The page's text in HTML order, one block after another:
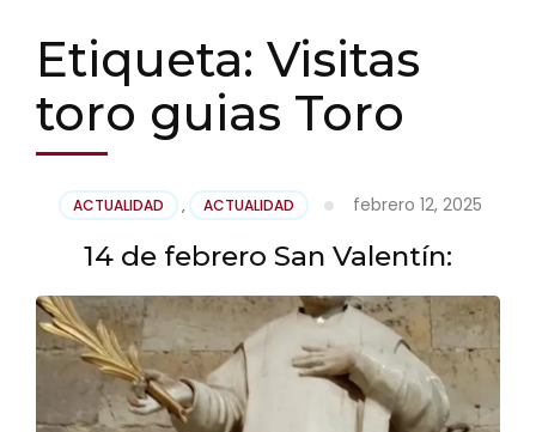
Etiqueta: Visitas
toro guias Toro
ACTUALIDAD , ACTUALIDAD febrero 12, 2025
14 de febrero San Valentín: